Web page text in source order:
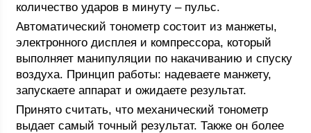
количество ударов в минуту – пульс.
Автоматический тонометр состоит из манжеты,
электронного дисплея и компрессора, который
выполняет манипуляции по накачиванию и спуску
воздуха. Принцип работы: надеваете манжету,
запускаете аппарат и ожидаете результат.
Принято считать, что механический тонометр
выдает самый точный результат. Также он более